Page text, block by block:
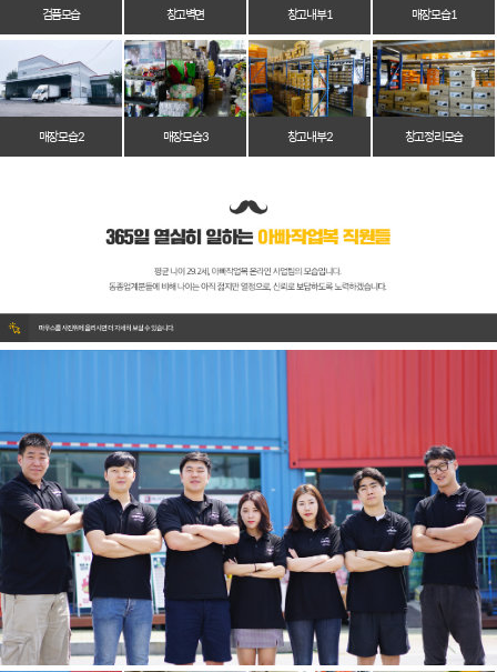
검품모습 창고벽면 창고 내부 1 매장 모습 1
매장 모습 2 매장 모습 3 창고 내부 2 창고 정리 모습